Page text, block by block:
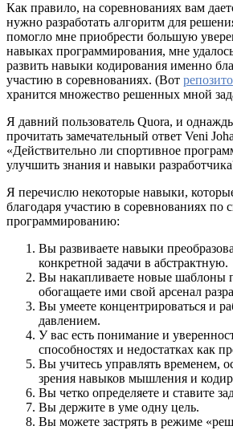
Как правило, на соревнованиях вам
нужно разработать алгоритм для
помогло мне приобрести большую
навыках программирования, мне
развить навыки кодирования именно
участию в соревнованиях. (Вот
хранится множество решенных мной
Я давний пользователь Quora, и
прочитать замечательный ответ Veni
«Действительно ли спортивное
улучшить знания и навыки
Я перечислю некоторые навыки,
благодаря участию в соревнованиях по
программированию:
Вы развиваете навыки
конкретной задачи в абстрактную.
Вы накапливаете новые шаблоны
обогащаете ими свой арсенал
Вы умеете концентрироваться и
давлением.
У вас есть понимание и
способностях и недостатках как
Вы учитесь управлять временем,
зрения навыков мышления и
Вы четко определяете и ставите
Вы держите в уме одну цель.
Вы можете застрять в режиме